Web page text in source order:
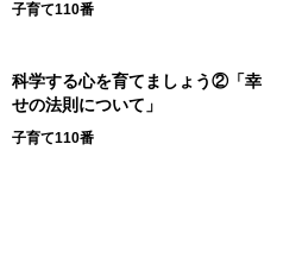
子育て110番
科学する心を育てましょう②「幸
せの法則について」
子育て110番